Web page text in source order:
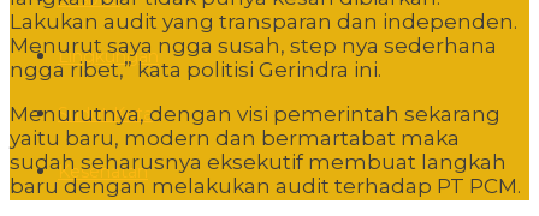
Lingkungan
Sudut Kota
Kesehatan
Lakukan audit yang transparan dan independen.
Menurut saya ngga susah, step nya sederhana
ngga ribet,” kata politisi Gerindra ini.
Menurutnya, dengan visi pemerintah sekarang
yaitu baru, modern dan bermartabat maka
sudah seharusnya eksekutif membuat langkah
baru dengan melakukan audit terhadap PT PCM.